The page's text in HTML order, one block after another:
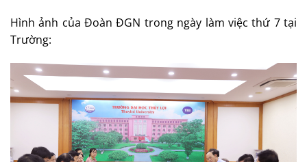
Hình ảnh của Đoàn ĐGN trong ngày làm việc thứ 7 tại
Trường: